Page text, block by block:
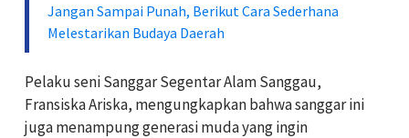
Jangan Sampai Punah, Berikut Cara Sederhana
Melestarikan Budaya Daerah
Pelaku seni Sanggar Segentar Alam Sanggau,
Fransiska Ariska, mengungkapkan bahwa sanggar ini
juga menampung generasi muda yang ingin